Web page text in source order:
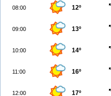
08:00 12º
09:00 13º
10:00 14º
11:00 16º
12:00 17º